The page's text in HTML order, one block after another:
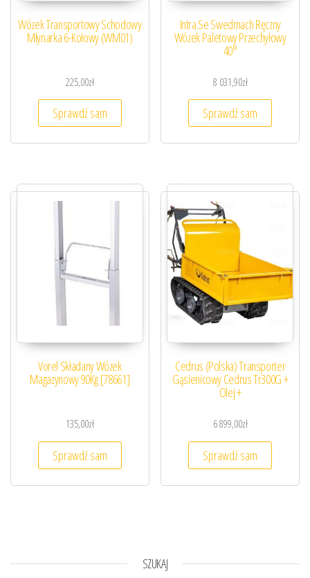
Wózek Transportowy Schodowy
Młynarka 6-Kołowy (WM01)
225,00zł
Sprawdź sam
Intra.Se Swedmach Ręczny
Wózek Paletowy Przechyłowy
40°
8 031,90zł
Sprawdź sam
Vorel Składany Wózek
Magazynowy 90Kg [78661]
135,00zł
Sprawdź sam
Cedrus (Polska) Transporter
Gąsienicowy Cedrus Tr300G +
Olej +
6 899,00zł
Sprawdź sam
SZUKAJ